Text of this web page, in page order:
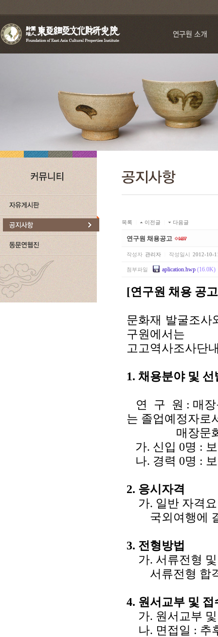
목록 이전글 다음글
연구원 채용공고
작성자 관리자 작성일시 2012-10-
첨부파일 aplication.hwp (16.0K)
[연구원 채용 공
문화재 발굴조사
구원에서는
고고역사조사단
1. 채용분야 및 선
연 구 원 : 매장
는 졸업예정자로
매장문화재
가. 신입 0명 :
나. 경력 0명 :
2. 응시자격
가. 일반 자격
국외여행에 결
3. 전형방법
가. 서류전형
서류전형 합격
4. 원서교부 및 접
가. 원서교부 및
나. 면접일 : 추